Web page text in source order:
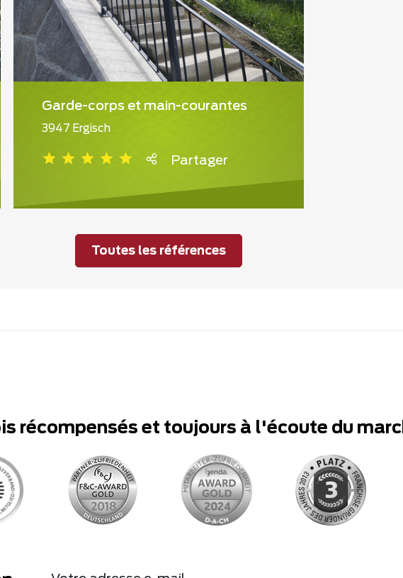
Garde-corps et main-courantes
3947 Ergisch
Partager
Toutes les références
récompensés et toujours à l'écoute du